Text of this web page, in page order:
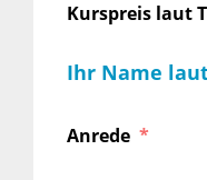
Kurspreis laut
Ihr Name
Anrede